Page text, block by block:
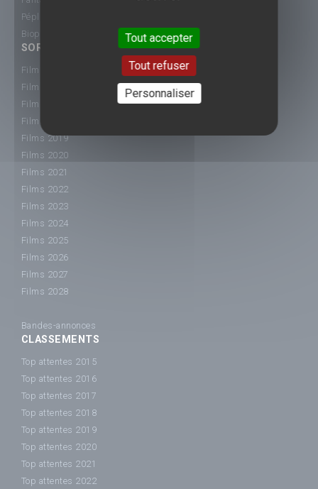
Péplum
Biopic
SORTIE CINÉ
Films 2015
Films 2016
Films 2017
Films 2018
Films 2019
Films 2020
Films 2021
Films 2022
Films 2023
Films 2024
Films 2025
Films 2026
Films 2027
Films 2028
Bandes-annonces
CLASSEMENTS
Top attentes 2015
Top attentes 2016
Top attentes 2017
Top attentes 2018
Top attentes 2019
Top attentes 2020
Top attentes 2021
Top attentes 2022
Tout accepter
Tout refuser
Personnaliser